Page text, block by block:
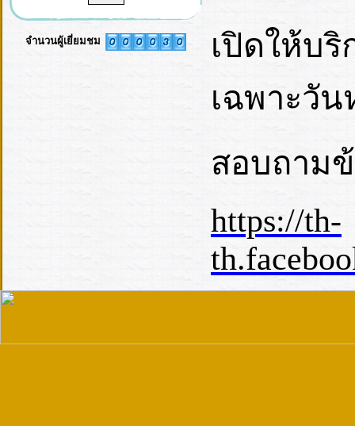
จำนวนผู้เยี่ยมชม
เปิดให้บ
เฉพาะวั
สอบถาม
https://th-